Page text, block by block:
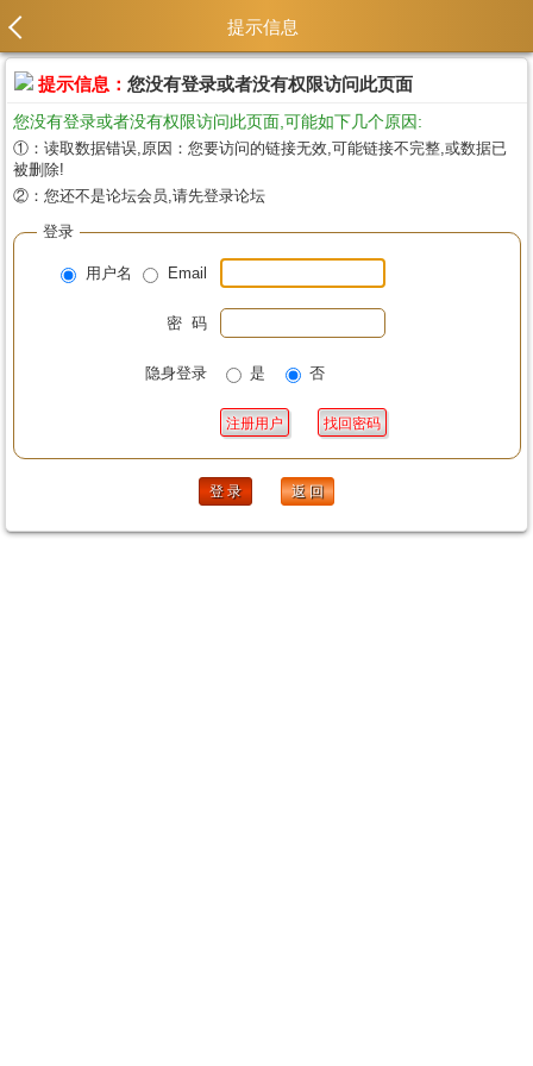
提示信息
提示信息： 您没有登录或者没有权限访问此页面
您没有登录或者没有权限访问此页面,可能如下几个原因:
①：读取数据错误,原因：您要访问的链接无效,可能链接不完整,或数据已
被删除!
②：您还不是论坛会员,请先登录论坛
登录
用户名 Email
密 码
隐身登录 是 否